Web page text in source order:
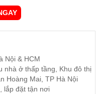
Nội & HCM
nhà ở thấp tầng, Khu đô thị
Hoàng Mai, TP Hà Nội
lắp đặt tận nơi